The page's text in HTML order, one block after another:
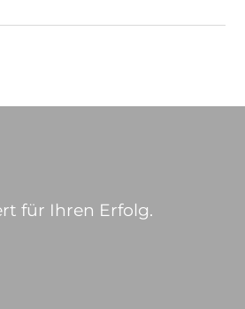
für Ihren Erfolg.